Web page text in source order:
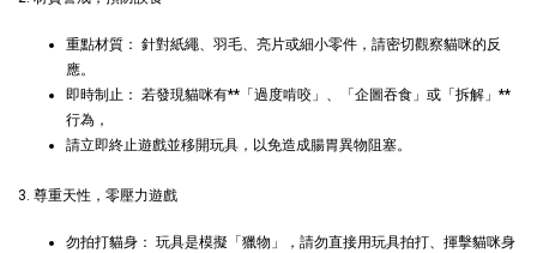
NT$ 289 TWD
NT$ 300 TWD
- +
NT$ 300 TWD
- +
重點材質： 針對紙繩、羽毛、亮片或細小零件，請密切觀察貓咪的反
應。
即時制止： 若發現貓咪有**「過度啃咬」、「企圖吞食」或「拆解」**
行為，
請立即終止遊戲並移開玩具，以免造成腸胃異物阻塞。
3. 尊重天性，零壓力遊戲
勿拍打貓身： 玩具是模擬「獵物」，請勿直接用玩具拍打、揮擊貓咪身